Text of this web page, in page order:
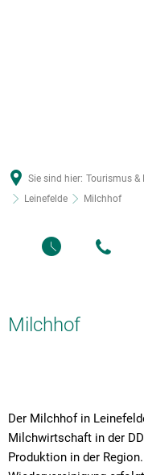
Sie sind hier: Tourismus &
Leinefelde
Milchhof
Milchhof
Der Milchhof in
Milchwirtschaft in der
Produktion in der